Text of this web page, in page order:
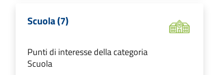
Scuola (7)
Punti di interesse della categoria
Scuola